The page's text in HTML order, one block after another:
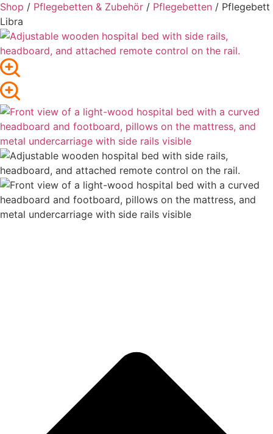
Shop / Pflege­betten & Zubehör / Pflegebetten / Pflegebett
Libra